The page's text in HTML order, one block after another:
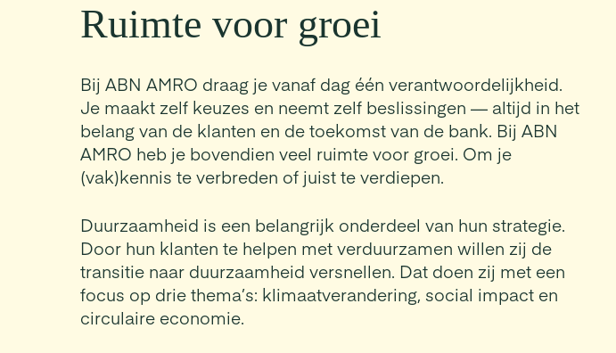
Ruimte voor groei
Bij ABN AMRO draag je vanaf dag één verantwoordelijkheid.
Je maakt zelf keuzes en neemt zelf beslissingen — altijd in het
belang van de klanten en de toekomst van de bank. Bij ABN
AMRO heb je bovendien veel ruimte voor groei. Om je
(vak)kennis te verbreden of juist te verdiepen.
Duurzaamheid is een belangrijk onderdeel van hun strategie.
Door hun klanten te helpen met verduurzamen willen zij de
transitie naar duurzaamheid versnellen. Dat doen zij met een
focus op drie thema’s: klimaatverandering, social impact en
circulaire economie.